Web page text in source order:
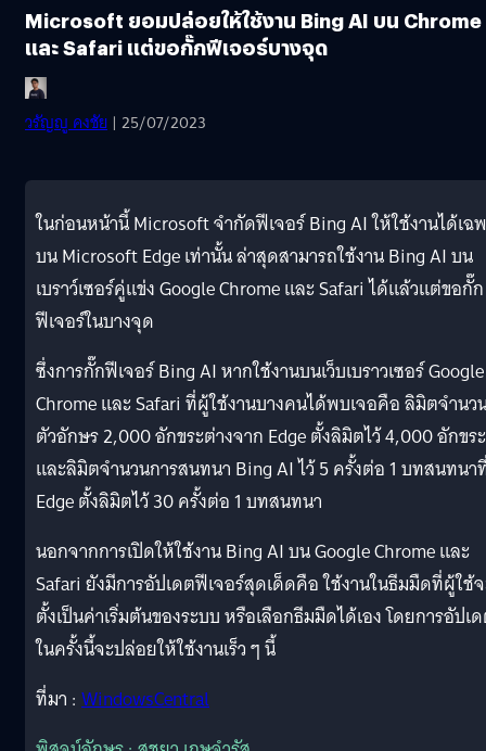
Microsoft ยอมปล่อยให้ใช้งาน Bing AI บน Chrome
และ Safari แต่ขอกั๊กฟีเจอร์บางจุด
วรัญญู คงชัย | 25/07/2023
ในก่อนหน้านี้ Microsoft จำกัดฟีเจอร์ Bing AI ให้ใช้งานได้เฉ
บน Microsoft Edge เท่านั้น ล่าสุดสามารถใช้งาน Bing AI บน
เบราว์เซอร์คู่แข่ง Google Chrome และ Safari ได้แล้วแต่ขอกั๊ก
ฟีเจอร์ในบางจุด
ซึ่งการกั๊กฟีเจอร์ Bing AI หากใช้งานบนเว็บเบราวเซอร์ Google
Chrome และ Safari ที่ผู้ใช้งานบางคนได้พบเจอคือ ลิมิตจำนว
ตัวอักษร 2,000 อักขระต่างจาก Edge ตั้งลิมิตไว้ 4,000 อักขระ
และลิมิตจำนวนการสนทนา Bing AI ไว้ 5 ครั้งต่อ 1 บทสนทนา
Edge ตั้งลิมิตไว้ 30 ครั้งต่อ 1 บทสนทนา
นอกจากการเปิดให้ใช้งาน Bing AI บน Google Chrome และ
Safari ยังมีการอัปเดตฟีเจอร์สุดเด็ดคือ ใช้งานในธีมมืดที่ผู้ใช้
ตั้งเป็นค่าเริ่มต้นของระบบ หรือเลือกธีมมืดได้เอง โดยการอัปเ
ในครั้งนี้จะปล่อยให้ใช้งานเร็ว ๆ นี้
ที่มา : WindowsCentral